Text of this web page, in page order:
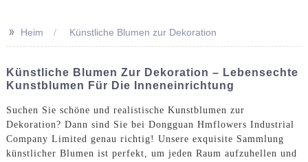
>> Heim Künstliche Blumen zur Dekoration
Künstliche Blumen Zur Dekoration – Lebensechte
Kunstblumen Für Die Inneneinrichtung
Suchen Sie schöne und realistische Kunstblumen zur
Dekoration? Dann sind Sie bei Dongguan Hmflowers Industrial
Company Limited genau richtig! Unsere exquisite Sammlung
künstlicher Blumen ist perfekt, um jeden Raum aufzuhellen und